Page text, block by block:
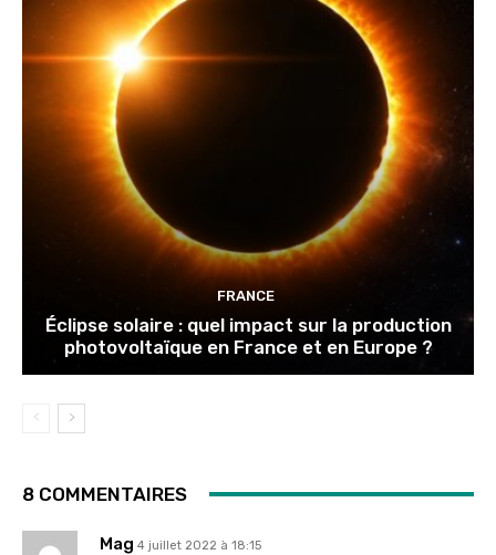
FRANCE
Éclipse solaire : quel impact sur la production
photovoltaïque en France et en Europe ?
8 COMMENTAIRES
Mag 4 juillet 2022 à 18:15